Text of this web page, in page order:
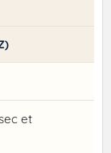
et